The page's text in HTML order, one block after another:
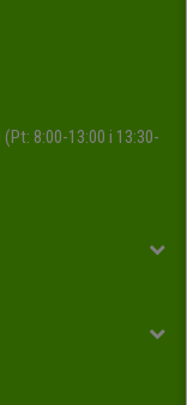
8:00-13:00 i 13:30-